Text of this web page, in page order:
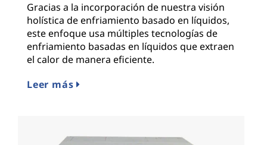
Gracias a la incorporación de nuestra visión
holística de enfriamiento basado en líquidos,
este enfoque usa múltiples tecnologías de
enfriamiento basadas en líquidos que extraen
el calor de manera eficiente.
Leer más